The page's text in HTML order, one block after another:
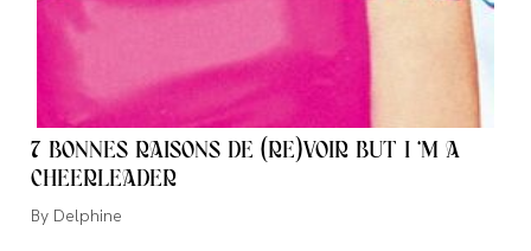
7 BONNES RAISONS DE (RE)VOIR BUT I ‘M A
CHEERLEADER
Auteur/autrice
Delphine